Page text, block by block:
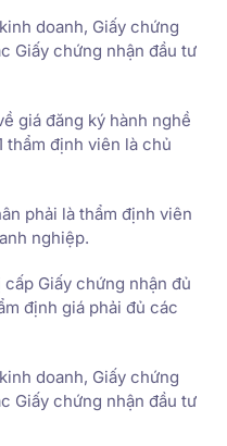
doanh, Giấy chứng
Giấy chứng nhận đầu tư
giá đăng ký hành nghề
thẩm định viên là chủ
phải là thẩm định viên
nghiệp.
Giấy chứng nhận đủ
định giá phải đủ các
doanh, Giấy chứng
Giấy chứng nhận đầu tư